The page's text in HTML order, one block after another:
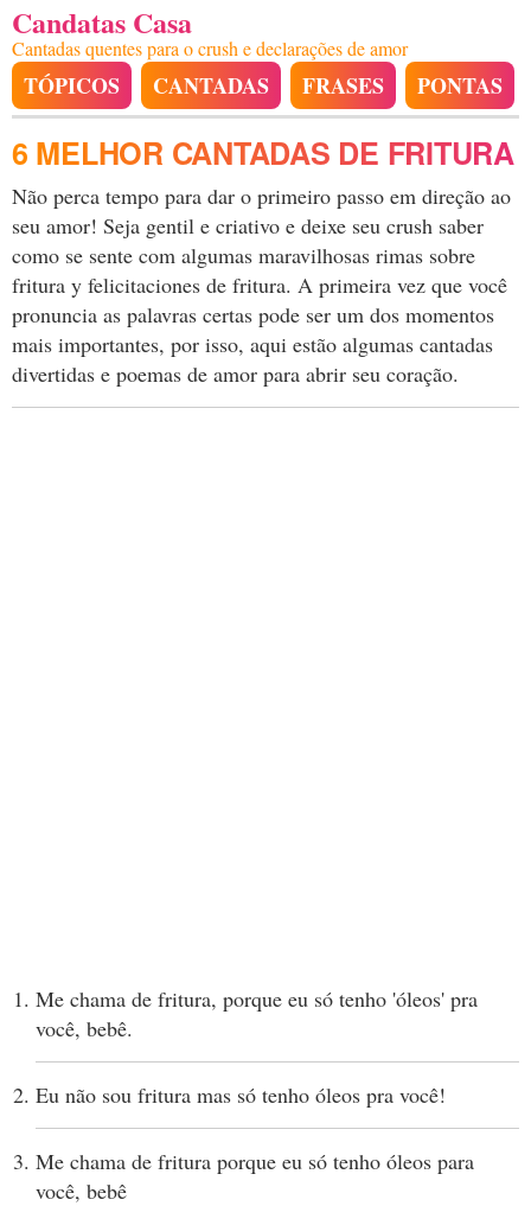
Candatas Casa
Cantadas quentes para o crush e declarações de amor
TÓPICOS CANTADAS FRASES PONTAS
6 MELHOR CANTADAS DE FRITURA
Não perca tempo para dar o primeiro passo em direção ao
seu amor! Seja gentil e criativo e deixe seu crush saber
como se sente com algumas maravilhosas rimas sobre
fritura y felicitaciones de fritura. A primeira vez que você
pronuncia as palavras certas pode ser um dos momentos
mais importantes, por isso, aqui estão algumas cantadas
divertidas e poemas de amor para abrir seu coração.
Me chama de fritura, porque eu só tenho 'óleos' pra
você, bebê.
Eu não sou fritura mas só tenho óleos pra você!
Me chama de fritura porque eu só tenho óleos para
você, bebê